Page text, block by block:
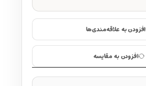
افزودن به علاقه‌مندی‌ها
افزودن به مقایسه